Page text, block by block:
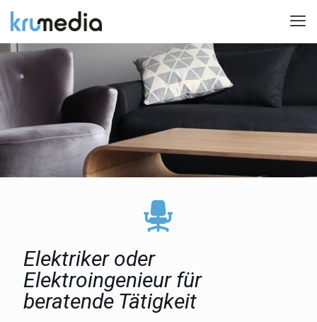
Elektriker oder
Elektroingenieur für
beratende Tätigkeit